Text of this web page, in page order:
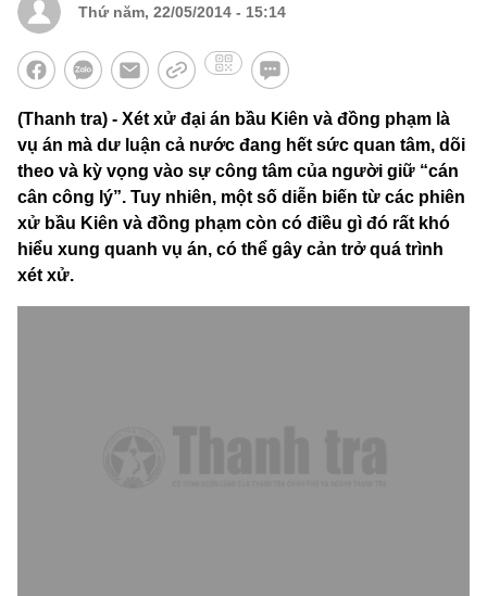
Thứ năm, 22/05/2014 - 15:14
(Thanh tra) - Xét xử đại án bầu Kiên và đồng phạm là
vụ án mà dư luận cả nước đang hết sức quan tâm, dõi
theo và kỳ vọng vào sự công tâm của người giữ “cán
cân công lý”. Tuy nhiên, một số diễn biến từ các phiên
xử bầu Kiên và đồng phạm còn có điều gì đó rất khó
hiểu xung quanh vụ án, có thể gây cản trở quá trình
xét xử.